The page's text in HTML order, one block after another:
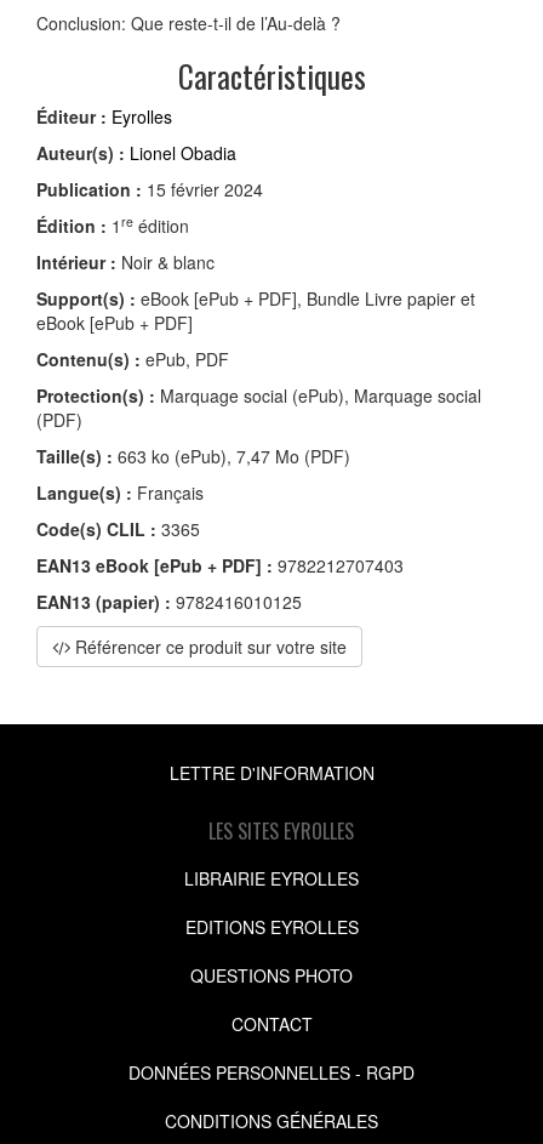
Conclusion: Que reste-t-il de l’Au-delà ?
Caractéristiques
Éditeur : Eyrolles
Auteur(s) : Lionel Obadia
Publication : 15 février 2024
Édition : 1 re édition
Intérieur : Noir & blanc
Support(s) : eBook [ePub + PDF], Bundle Livre papier et
eBook [ePub + PDF]
Contenu(s) : ePub, PDF
Protection(s) : Marquage social (ePub), Marquage social
(PDF)
Taille(s) : 663 ko (ePub), 7,47 Mo (PDF)
Langue(s) : Français
Code(s) CLIL : 3365
EAN13 eBook [ePub + PDF] : 9782212707403
EAN13 (papier) : 9782416010125
Référencer ce produit sur votre site
LETTRE D'INFORMATION
LES SITES EYROLLES
LIBRAIRIE EYROLLES
EDITIONS EYROLLES
QUESTIONS PHOTO
CONTACT
DONNÉES PERSONNELLES - RGPD
CONDITIONS GÉNÉRALES